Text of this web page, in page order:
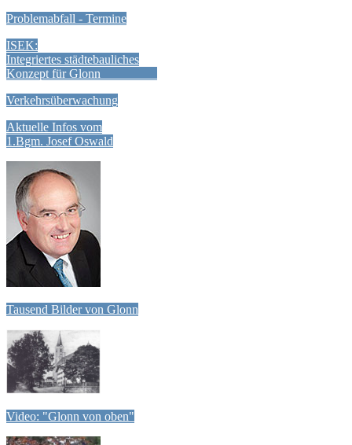
Problemabfall - Termine
ISEK:
Integriertes städtebauliches
Konzept für Glonn
Verkehrsüberwachung
Aktuelle Infos vom
1.Bgm. Josef Oswald
Tausend Bilder von Glonn
Video: "Glonn von oben"